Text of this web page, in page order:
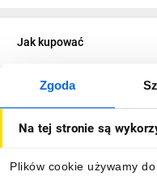
Zgoda
Na tej stronie są
Plików cookie używamy
Jak kupować
O firmie